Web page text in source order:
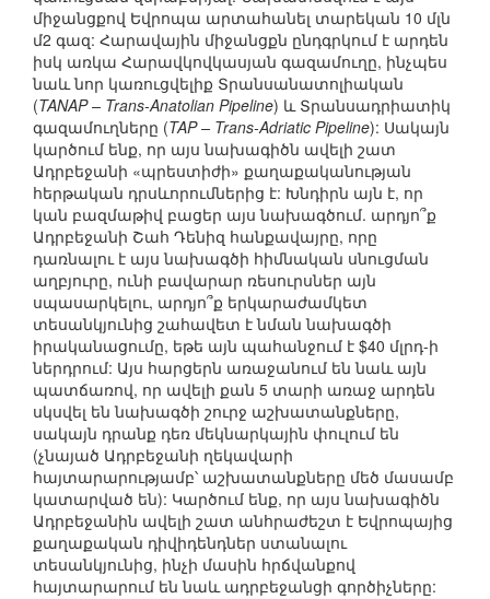
միջանցքով Եվրոպա արտահանել տարեկան 10 մլն
մ2 գազ: Հարավային միջանցքն ընդգրկում է արդեն
իսկ առկա Հարավկովկասյան գազամուղը, ինչպես
նաև նոր կառուցվելիք Տրանսանատոլիական
(TANAP – Trans-Anatolian Pipeline) և Տրանսադրիատիկ
գազամուղները (TAP – Trans-Adriatic Pipeline): Սակայն
կարծում ենք, որ այս նախագիծն ավելի շատ
Ադրբեջանի «պրեստիժի» քաղաքականության
հերթական դրսևորումներից է: Խնդիրն այն է, որ
կան բազմաթիվ բացեր այս նախագծում. արդյո՞ք
Ադրբեջանի Շահ Դենիզ հանքավայրը, որը
դառնալու է այս նախագծի հիմնական սնուցման
աղբյուրը, ունի բավարար ռեսուրսներ այն
սպասարկելու, արդյո՞ք երկարաժամկետ
տեսանկյունից շահավետ է նման նախագծի
իրականացումը, եթե այն պահանջում է $40 մլրդ-ի
ներդրում: Այս հարցերն առաջանում են նաև այն
պատճառով, որ ավելի քան 5 տարի առաջ արդեն
սկսվել են նախագծի շուրջ աշխատանքները,
սակայն դրանք դեռ մեկնարկային փուլում են
(չնայած Ադրբեջանի ղեկավարի
հայտարարությամբ՝ աշխատանքները մեծ մասամբ
կատարված են): Կարծում ենք, որ այս նախագիծն
Ադրբեջանին ավելի շատ անհրաժեշտ է Եվրոպայից
քաղաքական դիվիդենդներ ստանալու
տեսանկյունից, ինչի մասին հրճվանքով
հայտարարում են նաև ադրբեջանցի գործիչները: